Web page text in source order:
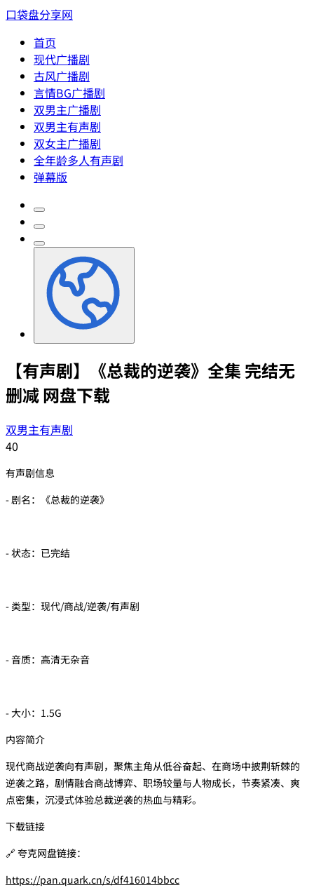
口袋盘分享网
首页
现代广播剧
古风广播剧
言情BG广播剧
双男主广播剧
双男主有声剧
双女主广播剧
全年龄多人有声剧
弹幕版
【有声剧】《总裁的逆袭》全集 完结无
删减 网盘下载
双男主有声剧
40
有声剧信息
- 剧名：《总裁的逆袭》
- 状态：已完结
- 类型：现代/商战/逆袭/有声剧
- 音质：高清无杂音
- 大小：1.5G
内容简介
现代商战逆袭向有声剧，聚焦主角从低谷奋起、在商场中披荆斩棘的
逆袭之路，剧情融合商战博弈、职场较量与人物成长，节奏紧凑、爽
点密集，沉浸式体验总裁逆袭的热血与精彩。
下载链接
🔗 夸克网盘链接：
https://pan.quark.cn/s/df416014bbcc